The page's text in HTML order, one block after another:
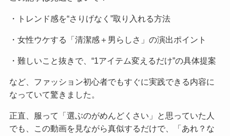
・トレンド感を“さりげなく”取り入れる方法
・女性ウケする「清潔感＋男らしさ」の演出ポイント
・難しいこと抜きで、“1アイテム変えるだけ”の具体提案
など、ファッション初心者でもすぐに実践できる内容に
なっていて驚きました。
正直、服って「選ぶのがめんどくさい」と思っていた人
でも、この動画を見ながら真似するだけで、「あれ？な